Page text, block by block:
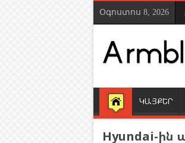
Օգոստոս 8, 2026
ԿԱՅՔԵՐ
Hyundai-ին